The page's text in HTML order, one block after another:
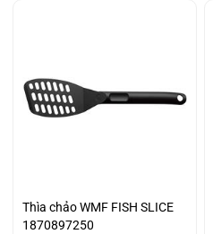
Thìa chảo WMF FISH SLICE
1870897250